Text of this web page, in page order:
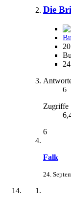
Die
6
Zugriffe
6
Falk
24.